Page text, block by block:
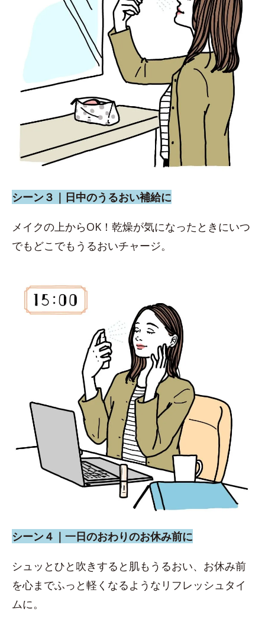
シーン３｜日中のうるおい補給に
メイクの上からOK！乾燥が気になったときにいつ
でもどこでもうるおいチャージ。
シーン４｜一日のおわりのお休み前に
シュッとひと吹きすると肌もうるおい、お休み前
を心までふっと軽くなるようなリフレッシュタイ
ムに。